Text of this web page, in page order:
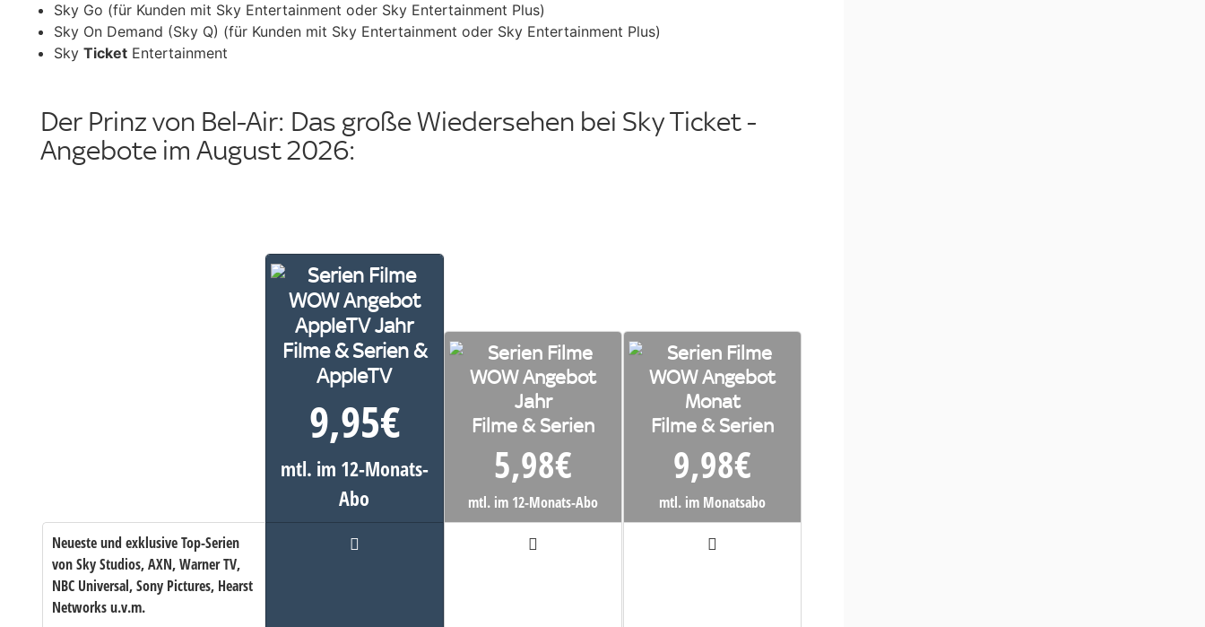
Sky Go (für Kunden mit Sky Entertainment oder Sky Entertainment Plus)
Sky On Demand (Sky Q) (für Kunden mit Sky Entertainment oder Sky Entertainment Plus)
Sky Ticket Entertainment
Der Prinz von Bel-Air: Das große Wiedersehen bei Sky Ticket -
Angebote im August 2026:
Neueste und exklusive Top-Serien
von Sky Studios, AXN, Warner TV,
NBC Universal, Sony Pictures, Hearst
Networks u.v.m.
Filme & Serien &
AppleTV
9,95€
mtl. im 12-Monats-
Abo
Filme & Serien
5,98€
mtl. im 12-Monats-Abo
Filme & Serien
9,98€
mtl. im Monatsabo